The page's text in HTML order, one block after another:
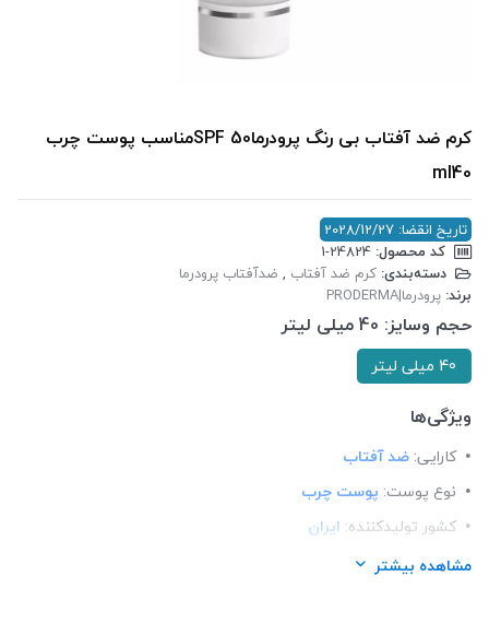
کرم ضد آفتاب بی رنگ پرودرماSPF 50مناسب پوست چرب
ml40
تاریخ انقضا: 2028/12/27
کد محصول:
دسته‌بندی: کرم ضد آفتاب , ضدآفتاب پرودرما
برند: پرودرما|PRODERMA
حجم وسایز: 40 میلی لیتر
40 میلی لیتر
ویژگی‌ها
کارایی: ضد آفتاب
نوع پوست: پوست چرب
کشور تولید‎کننده:
ایران
SPF:
⁺50
مشاهده بیشتر